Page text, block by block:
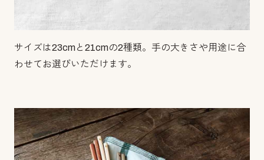
サイズは23cmと21cmの2種類。手の大きさや用途に合
わせてお選びいただけます。